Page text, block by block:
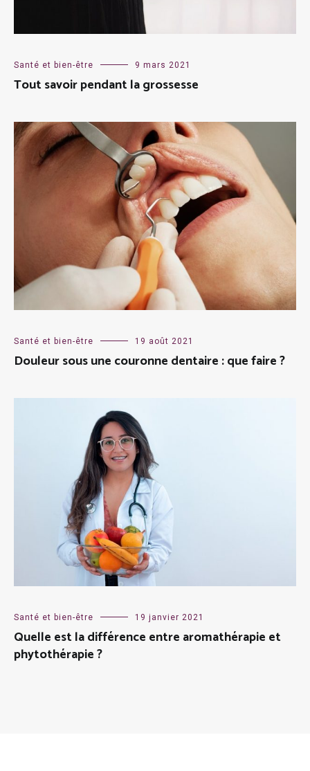
Santé et bien-être 9 mars 2021
Tout savoir pendant la grossesse
Santé et bien-être 19 août 2021
Douleur sous une couronne dentaire : que faire ?
Santé et bien-être 19 janvier 2021
Quelle est la différence entre aromathérapie et
phytothérapie ?